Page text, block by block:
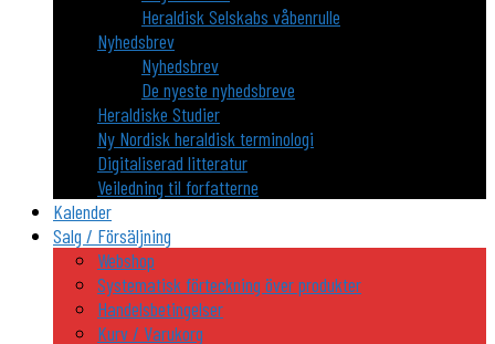
Heraldisk Selskabs våbenrulle
Nyhedsbrev
Nyhedsbrev
De nyeste nyhedsbreve
Heraldiske Studier
Ny Nordisk heraldisk terminologi
Digitaliserad litteratur
Veiledning til forfatterne
Kalender
Salg / Försäljning
Webshop
Systematisk förteckning över produkter
Handelsbetingelser
Kurv / Varukorg